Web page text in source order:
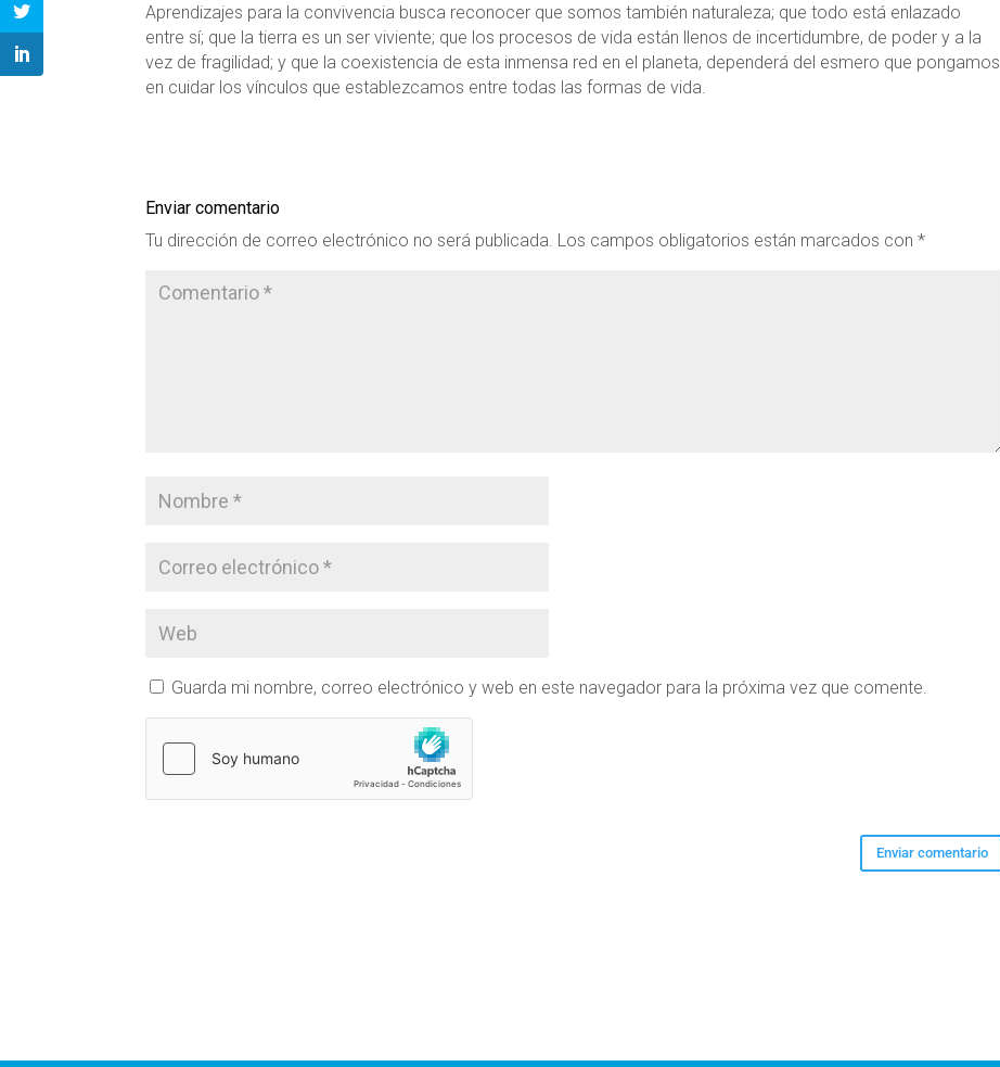
Aprendizajes para la convivencia busca reconocer que somos también naturaleza; que todo está enlazado
entre sí; que la tierra es un ser viviente; que los procesos de vida están llenos de incertidumbre, de poder y a la
vez de fragilidad; y que la coexistencia de esta inmensa red en el planeta, dependerá del esmero que pongamos
en cuidar los vínculos que establezcamos entre todas las formas de vida.
Enviar comentario
Tu dirección de correo electrónico no será publicada. Los campos obligatorios están marcados con*
Guarda mi nombre, correo electrónico y web en este navegador para la próxima vez que comente.